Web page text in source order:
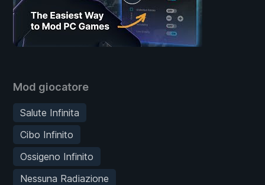
Mod giocatore
Salute Infinita
Cibo Infinito
Ossigeno Infinito
Nessuna Radiazione